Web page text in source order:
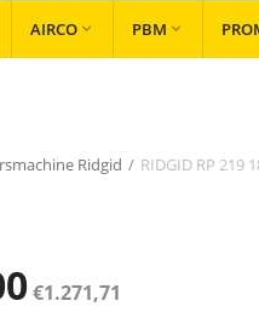
AIRCO  PBM 
Ridgid / RIDGID RP 219
€1.271,71